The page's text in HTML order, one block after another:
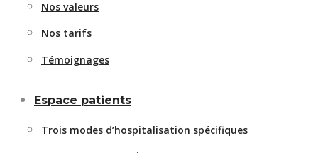
Nos valeurs
Nos tarifs
Témoignages
Espace patients
Trois modes d’hospitalisation spécifiques